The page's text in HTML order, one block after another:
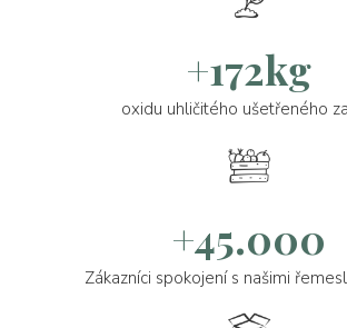
+172kg
oxidu uhličitého ušetřeného
+45.000
Zákazníci spokojení s našimi